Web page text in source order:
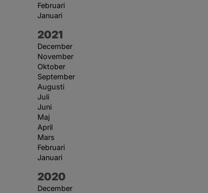
Februari
Januari
År:
2021
December
November
Oktober
September
Augusti
Juli
Juni
Maj
April
Mars
Februari
Januari
År:
2020
December